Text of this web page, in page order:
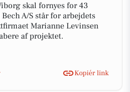
skal fornyes for 43
A/S står for arbejdets
Marianne Levinsen
af projektet.
Kopiér link